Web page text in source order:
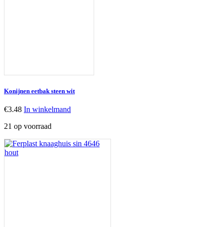
Konijnen eetbak steen wit
€3.48 In winkelmand
21 op voorraad